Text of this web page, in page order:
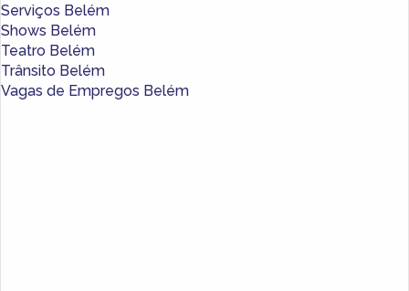
Serviços Belém
Shows Belém
Teatro Belém
Trânsito Belém
Vagas de Empregos Belém